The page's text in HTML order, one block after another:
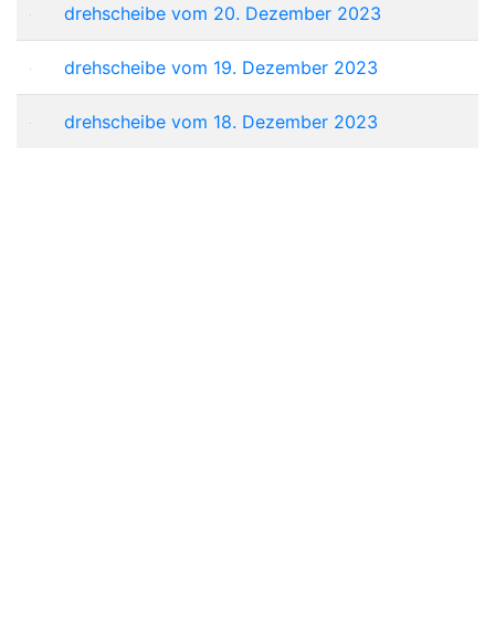
drehscheibe vom 20. Dezember 2023
drehscheibe vom 19. Dezember 2023
drehscheibe vom 18. Dezember 2023